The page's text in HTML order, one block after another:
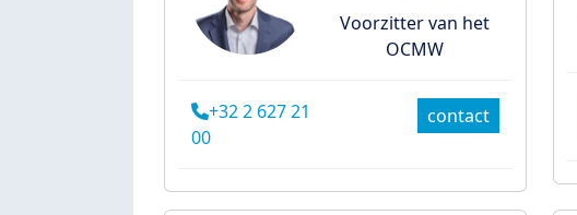
Voorzitter van het
OCMW
+32 2 627 21
00
contact